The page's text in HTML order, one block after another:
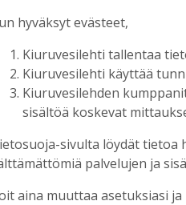
Kansalaisopiston ja
rehtori Maija-Leena
hyväksyt evästeet,
Kiuruvesilehti tallentaa
Kiuruvesilehti käyttää
Kiuruvesilehden
sisältöä koskevat
sivulta löydät tietoa
palvelujen ja
aina muuttaa asetuksiasi